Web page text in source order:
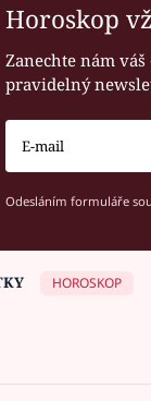
Horoskop
Zanechte nám
pravidelný
Odesláním formuláře
HOROSKOP